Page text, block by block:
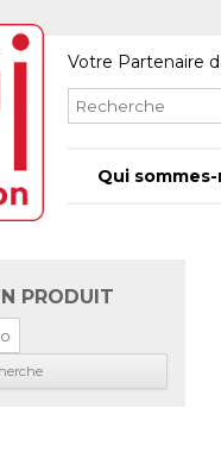
Votre Partenaire
Qui
PRODUIT